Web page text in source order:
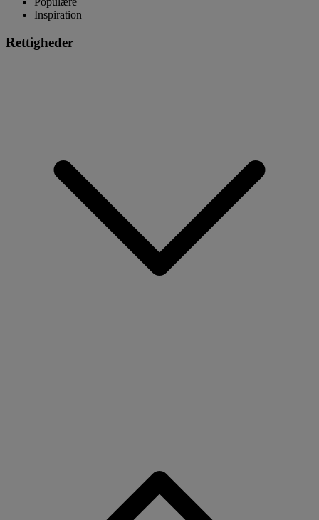
Inspiration
Rettigheder